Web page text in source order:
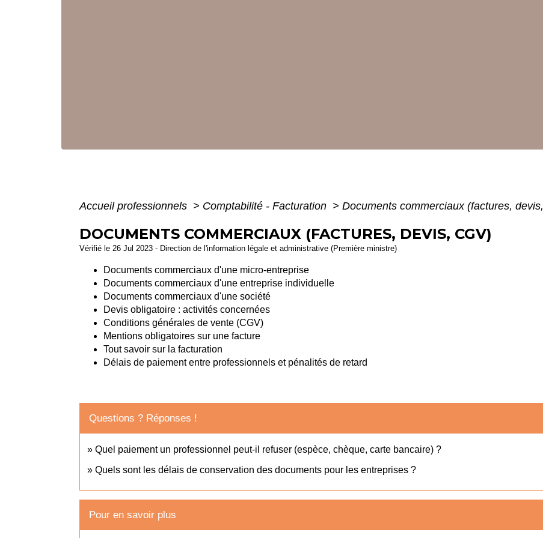
Accueil professionnels > Comptabilité - Facturation > Documents commerciaux (factures,
DOCUMENTS COMMERCIAUX (FACTURES, DEVIS, CGV)
Vérifié le 26 Jul 2023 - Direction de l'information légale et administrative (Première ministre)
Documents commerciaux d'une micro-entreprise
Documents commerciaux d'une entreprise individuelle
Documents commerciaux d'une société
Devis obligatoire : activités concernées
Conditions générales de vente (CGV)
Mentions obligatoires sur une facture
Tout savoir sur la facturation
Délais de paiement entre professionnels et pénalités de retard
Questions ? Réponses !
Quel paiement un professionnel peut-il refuser (espèce, chèque, carte bancaire) ?
Quels sont les délais de conservation des documents pour les entreprises ?
Pour en savoir plus